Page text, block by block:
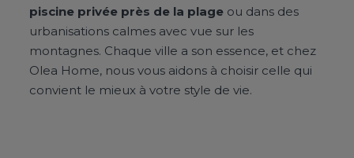
piscine privée près de la plage ou dans des
urbanisations calmes avec vue sur les
montagnes. Chaque ville a son essence, et chez
Olea Home, nous vous aidons à choisir celle qui
convient le mieux à votre style de vie.